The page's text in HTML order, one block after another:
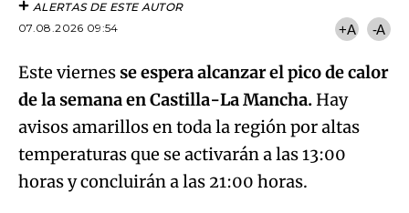
ALERTAS DE ESTE AUTOR
07.08.2026 09:54
+A -A
Este viernesse espera alcanzar el pico de calor
de la semana en Castilla-La Mancha. Hay
avisos amarillos en toda la región por altas
temperaturas que se activarán a las 13:00
horas y concluirán a las 21:00 horas.